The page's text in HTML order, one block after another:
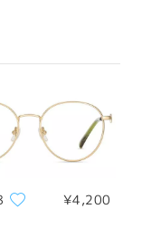
¥4,200